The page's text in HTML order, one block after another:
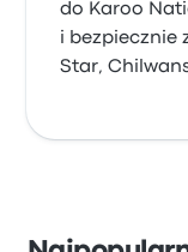
do Karoo
i bezpiecznie
Star,